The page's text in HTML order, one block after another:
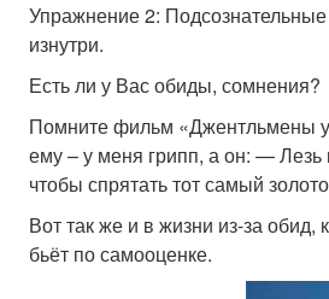
Упражнение 2: Подсознательные
изнутри.
Есть ли у Вас обиды, сомнения?
Помните фильм «Джентльмены
ему – у меня грипп, а он: — Лезь
чтобы спрятать тот самый
Вот так же и в жизни из-за
бьёт по самооценке.